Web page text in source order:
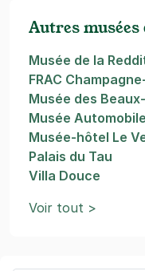
Autres musées
Musée de la
FRAC
Musée des
Musée
Musée-hôtel Le
Palais du Tau
Villa Douce
Voir tout >